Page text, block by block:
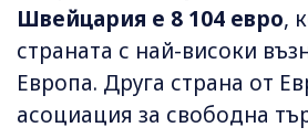
Швейцария е 8 104 евро,
страната с най-високи
Европа. Друга страна от
асоциация за свободна